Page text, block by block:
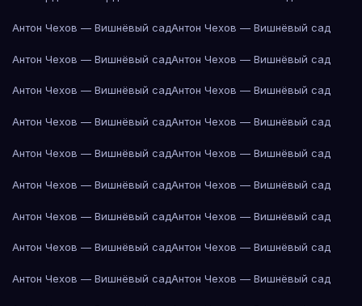
Антон Чехов — Вишнёвый садАнтон Чехов — Вишнёвый сад
Антон Чехов — Вишнёвый садАнтон Чехов — Вишнёвый сад
Антон Чехов — Вишнёвый садАнтон Чехов — Вишнёвый сад
Антон Чехов — Вишнёвый садАнтон Чехов — Вишнёвый сад
Антон Чехов — Вишнёвый садАнтон Чехов — Вишнёвый сад
Антон Чехов — Вишнёвый садАнтон Чехов — Вишнёвый сад
Антон Чехов — Вишнёвый садАнтон Чехов — Вишнёвый сад
Антон Чехов — Вишнёвый садАнтон Чехов — Вишнёвый сад
Антон Чехов — Вишнёвый садАнтон Чехов — Вишнёвый сад